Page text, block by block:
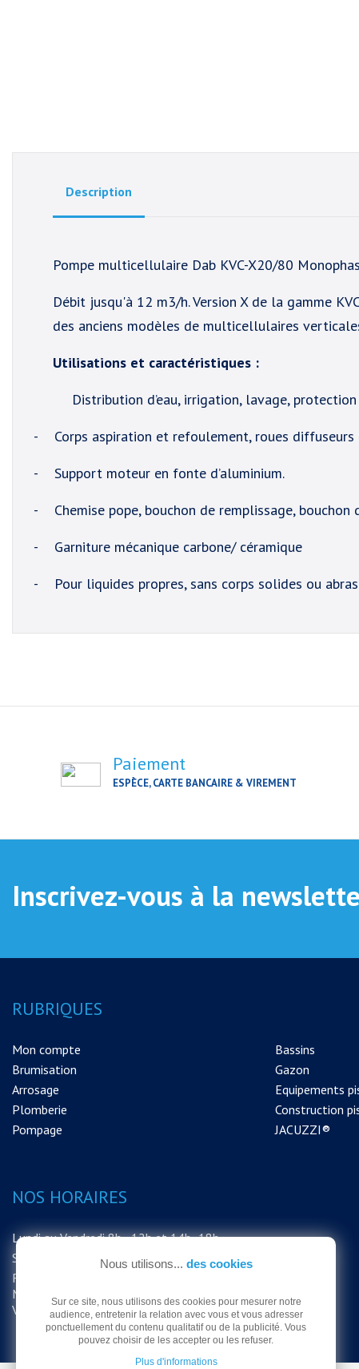
Description
Pompe multicellulaire Dab KVC-X20/80
Débit jusqu'à 12 m3/h. Version X de la gamme
des anciens modèles de multicellulaires
Utilisations et caractéristiques :
Distribution d’eau, irrigation, lavage,
-
Corps aspiration et refoulement, roues
-
Support moteur en fonte d’aluminium.
-
Chemise pope, bouchon de remplissage,
-
Garniture mécanique carbone/ céramique
-
Pour liquides propres, sans corps solides ou
Paiement
ESPÈCE, CARTE BANCAIRE & VIREMENT
Inscrivez-vous à la
RUBRIQUES
Mon compte
Brumisation
Arrosage
Plomberie
Pompage
Bassins
Gazon
Equipements
Construction
JACUZZI®
NOS HORAIRES
Lundi au Vendredi 8h - 12h et 14h -18h
Samedi 8h - 12h
FERMETURE EXCEPTIONNELLE DU
MAGASIN LE SAMEDI 15 AOUT MERCI DE
VOTRE COMPRÉHENSION
Nous utilisons... des cookies
Sur ce site, nous utilisons des cookies pour mesurer notre
audience, entretenir la relation avec vous et vous adresser
ponctuellement du contenu qualitatif ou de la publicité. Vous
pouvez choisir de les accepter ou les refuser.
Plus d'informations